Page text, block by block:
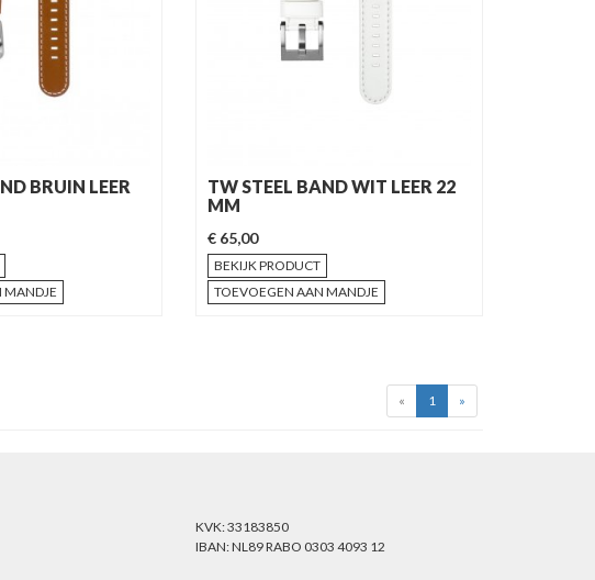
BRUIN LEER
MANDJE
TW STEEL BAND WIT LEER 22
MM
€ 65,00
BEKIJK PRODUCT
TOEVOEGEN AAN MANDJE
« 1 »
KVK: 33183850
IBAN: NL89 RABO 0303 4093 12